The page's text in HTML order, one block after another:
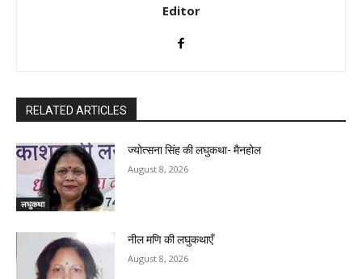
Editor
RELATED ARTICLES
लघुकथा
ज्योत्सना सिंह की लघुकथा- मैनहोल
August 8, 2026
नील मणि की लघुकथाएँ
August 8, 2026